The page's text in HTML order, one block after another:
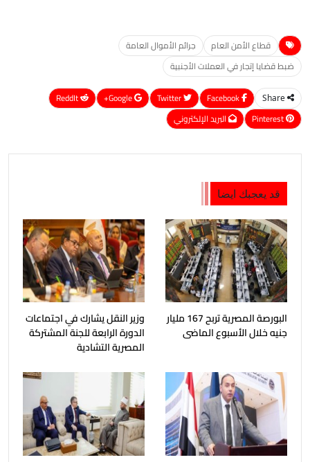
قطاع الأمن العام
جرائم الأموال العامة
ضبط قضايا إتجار في العملات الأجنبية
Share
Google+
ReddIt
Pinterest
البريد الإلكتروني
قد يعجبك ايضا
البورصة المصرية تربح 167 مليار
جنيه خلال الأسبوع الماضى
وزير النقل يشارك في اجتماعات
الدورة الرابعة للجنة المشتركة
المصرية التشادية